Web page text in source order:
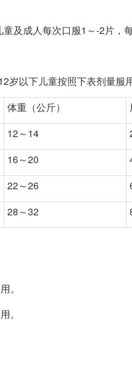
及成人每次口服1～-2片，
岁以下儿童按照下表剂量服
体重（公斤）
12～14
16～20
22～26
28～32
。
。